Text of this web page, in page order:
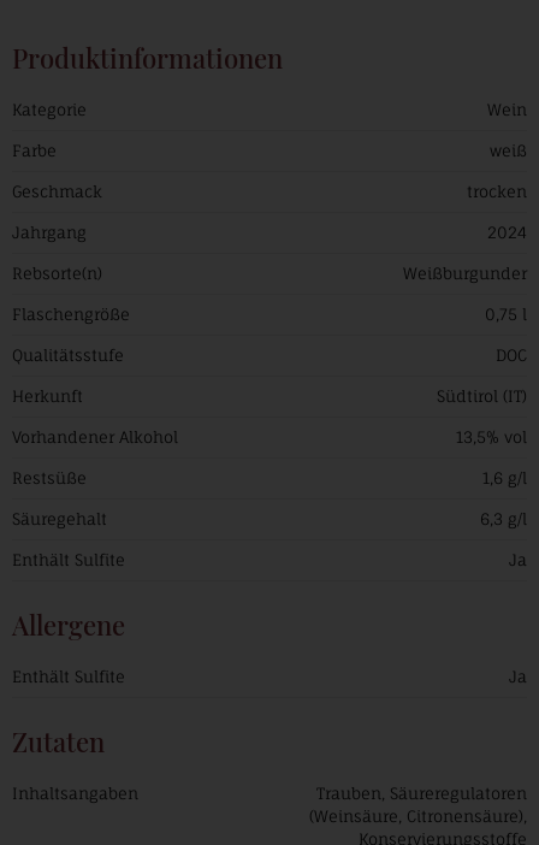
Produktinformationen
Kategorie Wein
Farbe weiß
Geschmack trocken
Jahrgang 2024
Rebsorte(n) Weißburgunder
Flaschengröße 0,75 l
Qualitätsstufe DOC
Herkunft Südtirol (IT)
Vorhandener Alkohol 13,5% vol
Restsüße 1,6 g/l
Säuregehalt 6,3 g/l
Enthält Sulfite Ja
Allergene
Enthält Sulfite Ja
Zutaten
Inhaltsangaben
Trauben, Säureregulatoren
(Weinsäure, Citronensäure),
Konservierungsstoffe